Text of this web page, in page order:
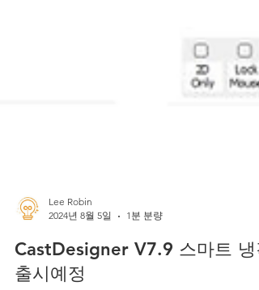
2024년 8월 5일
1분 분량
CastDesigner V7.9 스마트 냉